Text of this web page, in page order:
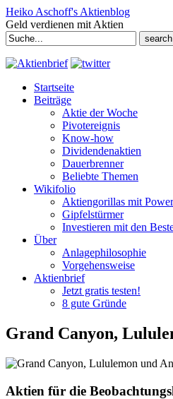
Heiko Aschoff's Aktienblog
Geld verdienen mit Aktien
Search
for:
Startseite
Beiträge
Aktie der Woche
Pivotereignis
Know-how
Dividendenaktien
Dauerbrenner
Beliebte Themen
Wikifolio
Aktiengorillas mit Power
Gipfelstürmer
Investieren mit den
Über
Anlagephilosophie
Vorgehensweise
Aktienbrief
Jetzt gratis testen!
8 gute Gründe
Grand Canyon,
Aktien für die